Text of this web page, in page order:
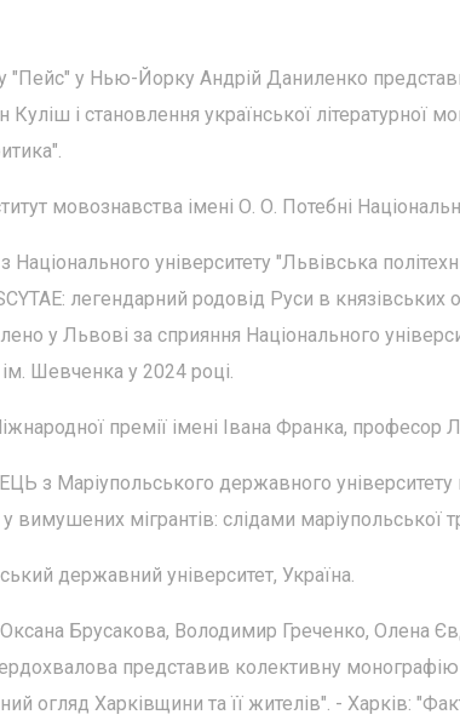
"Пейс" у Нью-Йорку Андрій Даниленко
і становлення української літературної
мовознавства імені О. О. Потебні
університету "Львівська
легендарний родовід Руси в князівських
у Львові за сприяння Національного
Шевченка у 2024 році.
премії імені Івана Франка, професор
з Маріупольського державного
мігрантів: слідами маріупольської
державний університет, Україна.
Брусакова, Володимир Греченко, Олена
представив колективну монографію
огляд Харківщини та її жителів". - Харків: